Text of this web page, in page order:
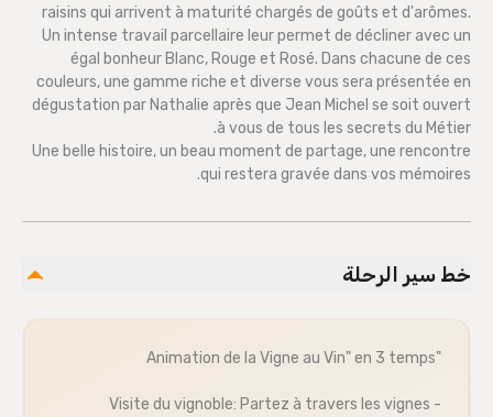
raisins qui arrivent à maturité chargés de goûts et d'arômes.
Un intense travail parcellaire leur permet de décliner avec un
égal bonheur Blanc, Rouge et Rosé. Dans chacune de ces
couleurs, une gamme riche et diverse vous sera présentée en
dégustation par Nathalie après que Jean Michel se soit ouvert
à vous de tous les secrets du Métier.
Une belle histoire, un beau moment de partage, une rencontre
qui restera gravée dans vos mémoires.
خط سير الرحلة
"Animation de la Vigne au Vin" en 3 temps
- Visite du vignoble: Partez à travers les vignes